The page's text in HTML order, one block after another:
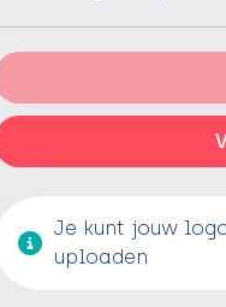
Je kunt jouw
uploaden